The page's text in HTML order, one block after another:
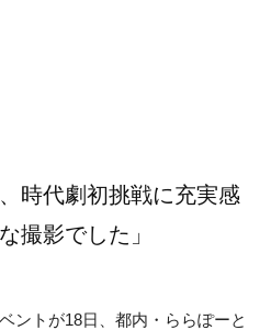
時代劇初挑戦に充実感
撮影でした」
ントが18日、都内・ららぽーと